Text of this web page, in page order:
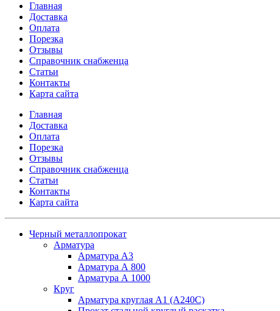
Главная
Доставка
Оплата
Порезка
Отзывы
Справочник снабженца
Статьи
Контакты
Карта сайта
Главная
Доставка
Оплата
Порезка
Отзывы
Справочник снабженца
Статьи
Контакты
Карта сайта
Черный металлопрокат
Арматура
Арматура А3
Арматура А 800
Арматура А 1000
Круг
Арматура круглая А1 (А240C)